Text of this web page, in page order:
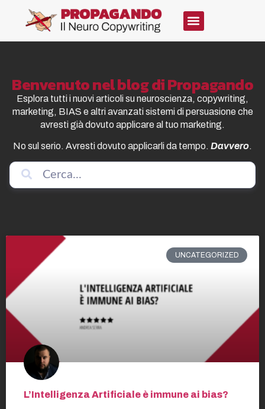
Benvenuto nel blog di Propagando
Esplora tutti i nuovi articoli su neuroscienza, copywriting,
marketing, BIAS e altri avanzati sistemi di persuasione che
avresti già dovuto applicare al tuo marketing.
No sul serio. Avresti dovuto applicarli da tempo. Davvero.
UNCATEGORIZED
L’Intelligenza Artificiale è immune ai bias?